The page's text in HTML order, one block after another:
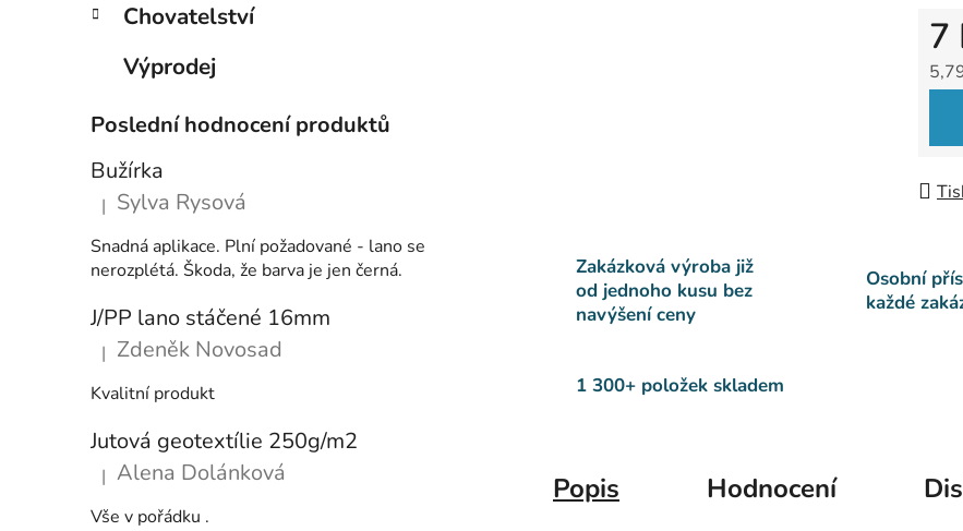
Chovatelství
Výprodej
Poslední hodnocení produktů
Bužírka
Hodnocení produktu je 5 z 5 hvězdiček.
| Sylva Rysová
Snadná aplikace. Plní požadované - lano se
nerozplétá. Škoda, že barva je jen černá.
J/PP lano stáčené 16mm
Hodnocení produktu je 5 z 5 hvězdiček.
| Zdeněk Novosad
Kvalitní produkt
Jutová geotextílie 250g/m2
Hodnocení produktu je 5 z 5 hvězdiček.
| Alena Dolánková
Vše v pořádku .
7
Zakázková výroba již
od jednoho kusu bez
navýšení ceny
Osobní
každé
1 300+ položek skladem
Popis Hodnocení